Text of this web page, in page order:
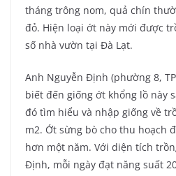
tháng trông nom, quả chín
đỏ. Hiện loại ớt này mới được
số nhà vườn tại Đà Lạt.
Anh Nguyễn Định (phường 8,
biết đến giống ớt khổng lồ này
đó tìm hiểu và nhập giống về
m2. Ớt sừng bò cho thu hoạch
hơn một năm. Với diện tích
Định, mỗi ngày đạt năng suất